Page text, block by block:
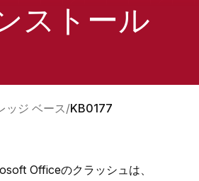
ストール
ッジ ベース KB0177
Officeのクラッシュは、